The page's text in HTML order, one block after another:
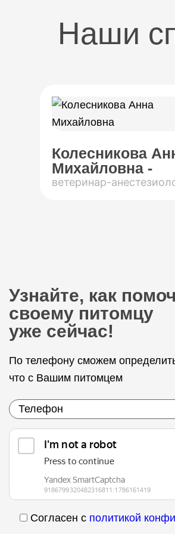
Наши
Колесникова
Михайловна -
ветеринар-
Узнайте, как
своему питомцу
уже сейчас!
По телефону сможем
что с Вашим питомцем
Согласен с политикой